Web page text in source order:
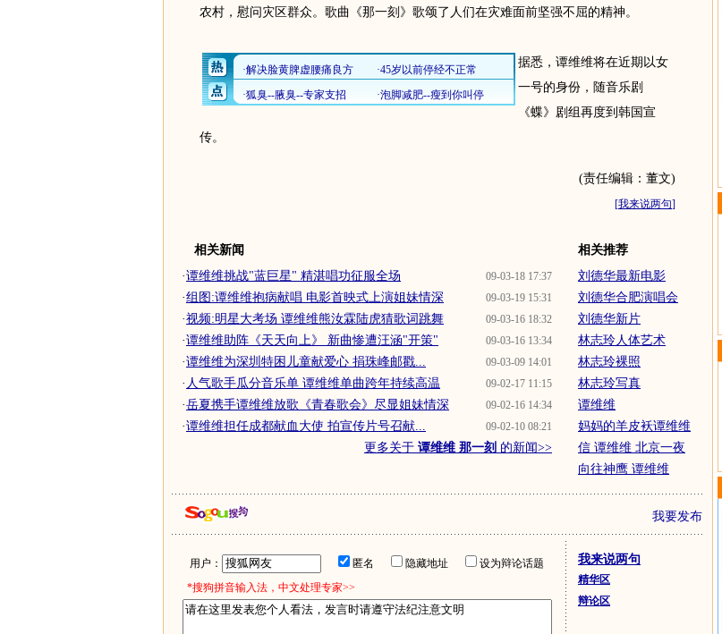
农村，慰问灾区群众。歌曲《那一刻》歌颂了人们在灾难面前坚强不屈的精神。
据悉，谭维维将在近期以女
一号的身份，随音乐剧
《蝶》剧组再度到韩国宣
传。
(责任编辑：董文)
[我来说两句]
相关新闻
09-03-18 17:37
·谭维维挑战"蓝巨星" 精湛唱功征服全场
09-03-19 15:31
·组图:谭维维抱病献唱 电影首映式上演姐妹情深
09-03-16 18:32
·视频:明星大考场 谭维维熊汝霖陆虎猜歌词跳舞
09-03-16 13:34
·谭维维助阵《天天向上》 新曲惨遭汪涵"开策"
09-03-09 14:01
·谭维维为深圳特困儿童献爱心 捐珠峰邮戳...
09-02-17 11:15
· 人气歌手瓜分音乐单 谭维维单曲跨年持续高温
09-02-16 14:34
·岳夏携手谭维维放歌《青春歌会》尽显姐妹情深
09-02-10 08:21
·谭维维担任成都献血大使 拍宣传片号召献...
更多关于 谭维维 那一刻 的新闻>>
相关推荐
刘德华最新电影
刘德华合肥演唱会
刘德华新片
林志玲人体艺术
林志玲裸照
林志玲写真
谭维维
妈妈的羊皮袄谭维维
信 谭维维 北京一夜
向往神鹰 谭维维
我要发布
用户： 匿名 隐藏地址
设为辩论话题
*搜狗拼音输入法，中文处理专家>>
我来说两句
精华区
辩论区